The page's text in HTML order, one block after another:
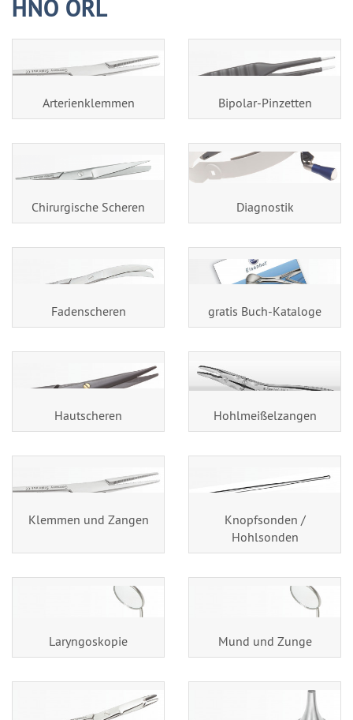
HNO ORL
Arterienklemmen Bipolar-Pinzetten
Chirurgische Scheren Diagnostik
Fadenscheren gratis Buch-Kataloge
Hautscheren Hohlmeißelzangen
Klemmen und Zangen
Knopfsonden /
Hohlsonden
Laryngoskopie Mund und Zunge